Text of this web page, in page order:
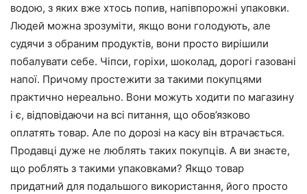
водою, з яких вже хтось попив, напівпорожні упаковки.
Людей можна зрозуміти, якщо вони голодують, але
судячи з обраним продуктів, вони просто вирішили
побалувати себе. Чіпси, горіхи, шоколад, дорогі газовані
напої. Причому простежити за такими покупцями
практично нереально. Вони можуть ходити по магазину
і є, відповідаючи на всі питання, що обов’язково
оплатять товар. Але по дорозі на касу він втрачається.
Продавці дуже не люблять таких покупців. А ви знаєте,
що роблять з такими упаковками? Якщо товар
придатний для подальшого використання, його просто